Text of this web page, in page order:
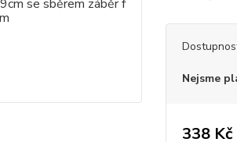
Nejsme
338 Kč